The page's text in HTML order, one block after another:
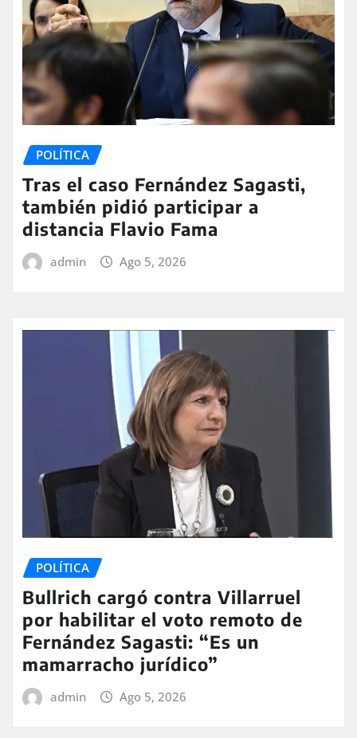
POLÍTICA
Tras el caso Fernández Sagasti,
también pidió participar a
distancia Flavio Fama
admin Ago 5, 2026
POLÍTICA
Bullrich cargó contra Villarruel
por habilitar el voto remoto de
Fernández Sagasti: “Es un
mamarracho jurídico”
admin Ago 5, 2026